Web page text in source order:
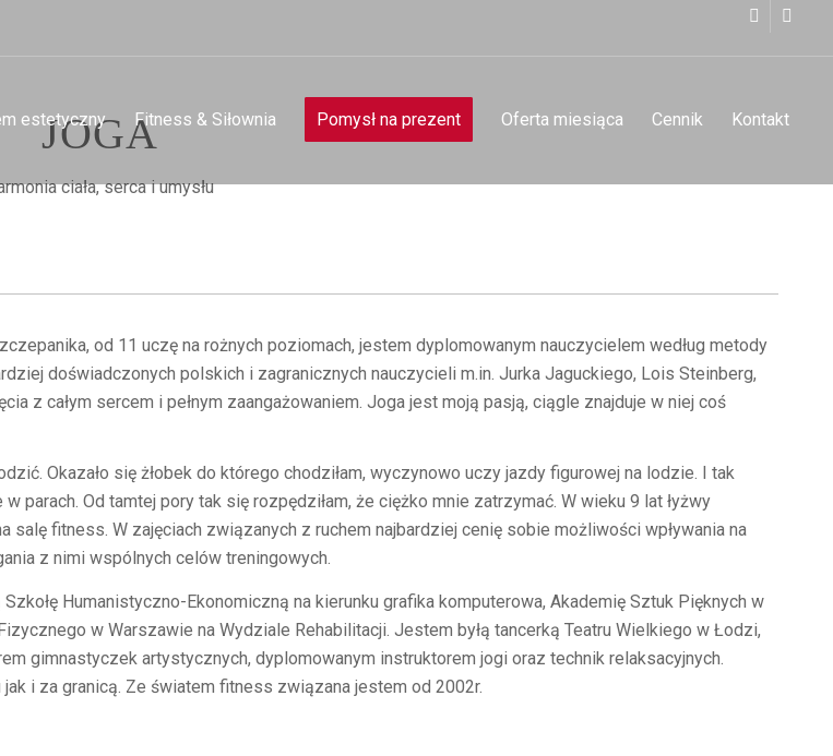
estetyczny Fitness & Siłownia Pomysł na prezent Oferta miesiąca Cennik Kontakt
JOGA
ciała, serca i umysłu
od 11 uczę na rożnych poziomach, jestem dyplomowanym nauczycielem według metody
doświadczonych polskich i zagranicznych nauczycieli m.in. Jurka Jaguckiego, Lois Steinberg,
z całym sercem i pełnym zaangażowaniem. Joga jest moją pasją, ciągle znajduje w niej coś
Okazało się żłobek do którego chodziłam, wyczynowo uczy jazdy figurowej na lodzie. I tak
parach. Od tamtej pory tak się rozpędziłam, że ciężko mnie zatrzymać. W wieku 9 lat łyżwy
salę fitness. W zajęciach związanych z ruchem najbardziej cenię sobie możliwości wpływania na
z nimi wspólnych celów treningowych.
Humanistyczno-Ekonomiczną na kierunku grafika komputerowa, Akademię Sztuk Pięknych w
w Warszawie na Wydziale Rehabilitacji. Jestem byłą tancerką Teatru Wielkiego w Łodzi,
gimnastyczek artystycznych, dyplomowanym instruktorem jogi oraz technik relaksacyjnych.
i za granicą. Ze światem fitness związana jestem od 2002r.